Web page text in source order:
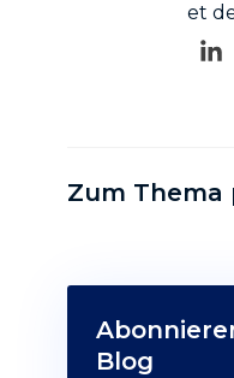
et
Zum Thema
Blog